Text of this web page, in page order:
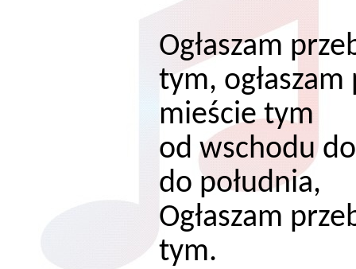
Ogłaszam
tym,
mieście tym
od wschodu
do południa,
Ogłaszam
tym.